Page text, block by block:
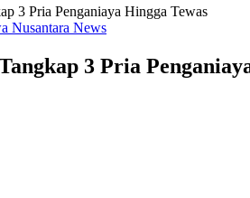
3 Pria Penganiaya Hingga Tewas
Nusantara News
3 Pria